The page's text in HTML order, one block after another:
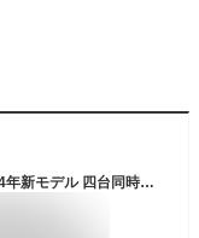
モバイルバッテリー 大容量 40000mAh 【2024年新モデル 四台同時充電】 モバイル バッテリー 急速充電 ケーブル内蔵 タイプc LCD電量残量表示 Type-C入出力兼用 2WAY入力ポート(Type-C+Micro) iPad/iPhone/Android各種スマホ対応 スマホ 充電器 多重安全保護機能 旅行/出張/アウトドア/キャンプ/停電対策/防災 日本語取扱説明書 (ブラック)